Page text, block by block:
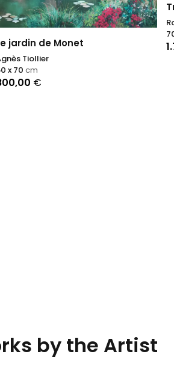
jardin de Monet
Tiollier
€
x 70 cm
by the Artist